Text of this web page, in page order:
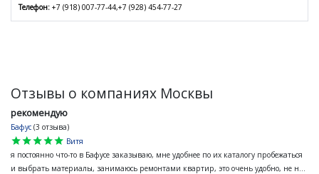
Телефон: +7 (918) 007-77-44,+7 (928) 454-77-27
Отзывы о компаниях Москвы
рекомендую
Бафус (3 отзыва)
star
star
star
star
star
Витя
я постоянно что-то в Бафусе заказываю, мне удобнее по их каталогу пробежаться
и выбрать материалы, занимаюсь ремонтами квартир, это очень удобно, не н...